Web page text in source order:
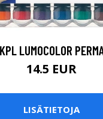
LUMOCOLOR
14.5 EUR
LISÄTIETOJA